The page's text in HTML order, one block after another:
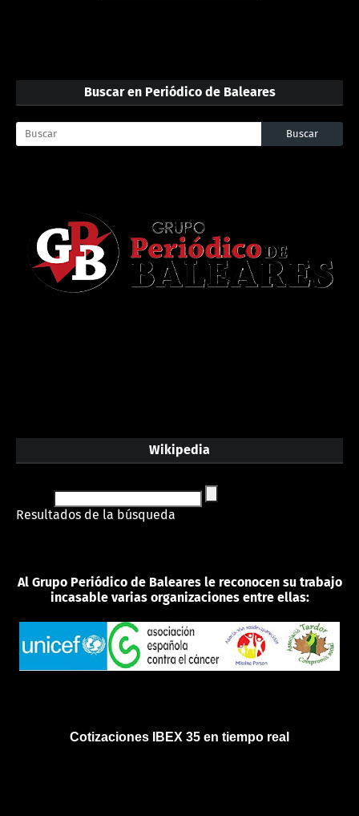
Buscar en Periódico de Baleares
Wikipedia
Resultados de la búsqueda
Al Grupo Periódico de Baleares le reconocen su trabajo
incasable varias organizaciones entre ellas:
Cotizaciones IBEX 35 en tiempo real